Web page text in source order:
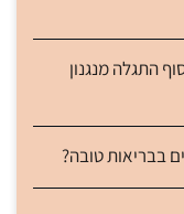
התגלה מנגנון
בבריאות טובה?